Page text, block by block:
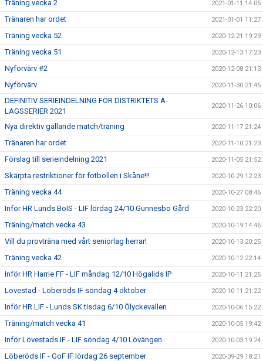
Träning vecka 2 2021-01-11 14:05
Tränaren har ordet 2021-01-01 11:27
Träning vecka 52 2020-12-21 19:29
Träning vecka 51 2020-12-13 17:23
Nyförvärv #2 2020-12-08 21:13
Nyförvärv 2020-11-30 21:45
DEFINITIV SERIEINDELNING FÖR DISTRIKTETS A-
LAGSSERIER 2021
2020-11-26 10:06
Nya direktiv gällande match/träning 2020-11-17 21:24
Tränaren har ordet 2020-11-10 21:23
Förslag till serieindelning 2021 2020-11-05 21:52
Skärpta restriktioner för fotbollen i Skåne!!! 2020-10-29 12:23
Träning vecka 44 2020-10-27 08:46
Inför HR Lunds BoIS - LIF lördag 24/10 Gunnesbo Gård 2020-10-23 22:20
Träning/match vecka 43 2020-10-19 14:46
Vill du provträna med vårt seniorlag herrar! 2020-10-13 20:25
Träning vecka 42 2020-10-12 22:14
Inför HR Harrie FF - LIF måndag 12/10 Högalids IP 2020-10-11 21:25
Lövestad - Löberöds IF söndag 4 oktober 2020-10-11 21:22
Inför HR LIF - Lunds SK tisdag 6/10 Ölyckevallen 2020-10-06 15:22
Träning/match vecka 41 2020-10-05 19:42
Inför Lövestads IF - LIF söndag 4/10 Lövängen 2020-10-03 19:24
Löberöds IF - GoF IF lördag 26 september 2020-09-29 18:21